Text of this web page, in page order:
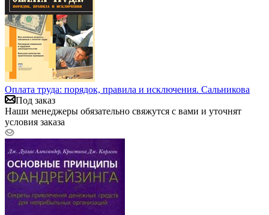
Оплата труда: порядок, правила и исключения. Сальникова
Под заказ
Наши менеджеры обязательно свяжутся с вами и уточнят
условия заказа